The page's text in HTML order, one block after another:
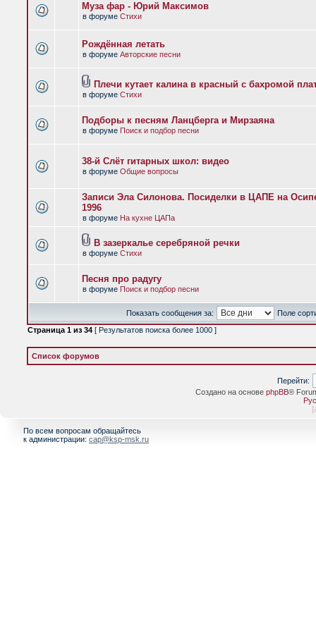
Муза фар - Юрий Максимов
в форуме Стихи
Рождённая летать
в форуме Авторские песни
Плечи кутает калина в красный с бахромой
в форуме Стихи
Подборы к песням Ланцберга и Мирзаяна
в форуме Поиск и подбор песни
38-й Слёт гитарных школ: видео
в форуме Общие вопросы
Записи Эла Силонова. Посиделки в ЦАПЕ на
1996
в форуме На кухне ЦАПа
В зазеркалье серебряной речки
в форуме Стихи
Песня про радугу
в форуме Поиск и подбор песни
Показать сообщения за:
Поле
Страница 1 из 34 [ Результатов поиска более 1000 ]
Список форумов
Перейти:
Создано на основе phpBB®
[
По всем вопросам обращайтесь
к администрации: cap@ksp-msk.ru